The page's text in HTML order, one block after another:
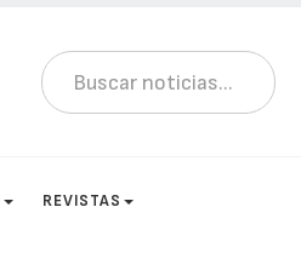
REVISTAS